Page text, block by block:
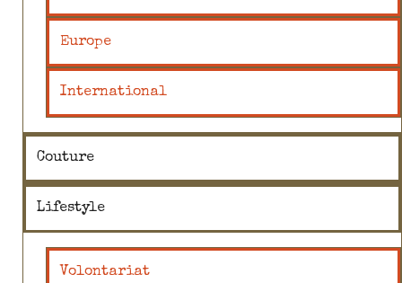
Europe
International
Couture
Lifestyle
Volontariat